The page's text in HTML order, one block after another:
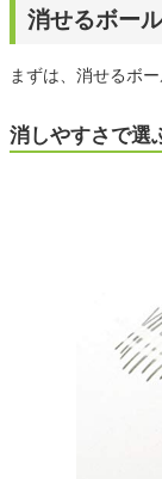
消せるボー
まずは、消せるボ
消しやすさで選